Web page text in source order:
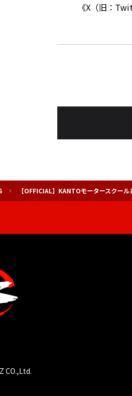
《X（旧：
【OFFICIAL】KANTOモータースクー
CO.,Ltd.